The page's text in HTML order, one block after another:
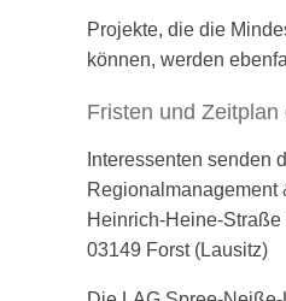
Projekte, die die
können, werden
Fristen und
Interessenten senden
Regionalmanagement
Heinrich-Heine-Straße
03149 Forst (Lausitz)